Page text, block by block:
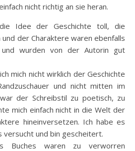
nicht richtig an sie heran.
Idee der Geschichte toll, die
der Charaktere waren ebenfalls
wurden von der Autorin gut
mich nicht wirklich der Geschichte
und nicht mitten im
der Schreibstil zu poetisch, zu
mich einfach nicht in die Welt der
hineinversetzen. Ich habe es
versucht und bin gescheitert.
Buches waren zu verworren